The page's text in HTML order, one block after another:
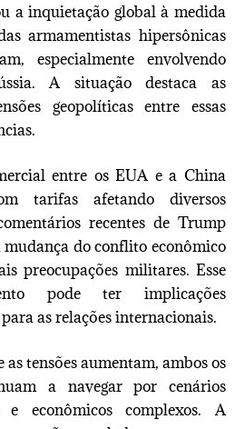
a inquietação global à medida
armamentistas hipersônicas
especialmente envolvendo
A situação destaca as
geopolíticas entre essas
entre os EUA e a China
tarifas afetando diversos
recentes de Trump
mudança do conflito econômico
preocupações militares. Esse
pode ter implicações
as relações internacionais.
tensões aumentam, ambos os
a navegar por cenários
e econômicos complexos. A